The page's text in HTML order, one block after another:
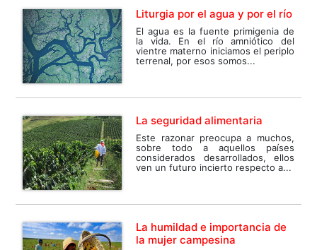
Liturgia por el agua y por el río
El agua es la fuente primigenia de
la vida. En el río amniótico del
vientre materno iniciamos el periplo
terrenal, por esos somos...
La seguridad alimentaria
Este razonar preocupa a muchos,
sobre todo a aquellos países
considerados desarrollados, ellos
ven un futuro incierto respecto a...
La humildad e importancia de
la mujer campesina